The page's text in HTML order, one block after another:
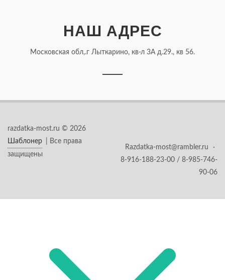
НАШ АДРЕС
Московская обл,.г Лыткарино, кв-л 3А д.29., кв 56.
razdatka-most.ru © 2026
Шаблонер
| Все права
защищены
Razdatka-most@rambler.ru
·
8-916-188-23-00 / 8-985-746-
90-06